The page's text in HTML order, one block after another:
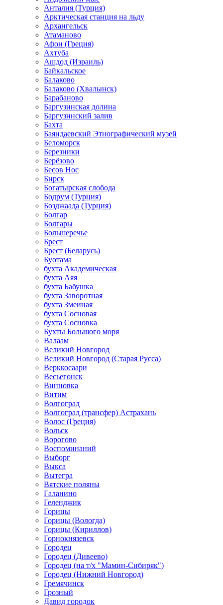
Анталия (Турция)
Арктическая станция на льду
Архангельск
Атаманово
Афон (Греция)
Ахтуба
Ашдод (Израиль)
Байкальское
Балаково
Балаково (Хвалынск)
Барабаново
Баргузинская долина
Баргузинский залив
Бахта
Баяндаевский Этнографический музей
Беломорск
Березники
Берёзово
Бесов Нос
Бирск
Богатырская слобода
Бодрум (Турция)
Бозджаада (Турция)
Болгар
Болгары
Большеречье
Брест
Брест (Беларусь)
Буотама
бухта Академическая
бухта Аяя
бухта Бабушка
бухта Заворотная
бухта Змеиная
бухта Сосновая
бухта Сосновка
Бухты Большого моря
Валаам
Великий Новгород
Великий Новгород (Старая Русса)
Верккосаари
Весьегонск
Винновка
Витим
Волгоград
Волгоград (трансфер) Астрахань
Волос (Греция)
Вольск
Ворогово
Воспоминаний
Выборг
Выкса
Вытегра
Вятские поляны
Галанино
Геленджик
Горицы
Горицы (Вологда)
Горицы (Кириллов)
Горнокнязевск
Городец
Городец (Дивеево)
Городец (на т/х "Мамин-Сибиряк")
Городец (Нижний Новгород)
Гремячинск
Грозный
Давид городок